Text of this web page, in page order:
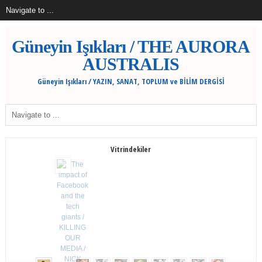
Güneyin Işıkları / THE AURORA
AUSTRALIS
Güneyin Işıkları / YAZIN, SANAT, TOPLUM ve BİLİM DERGİSİ
Vitrindekiler